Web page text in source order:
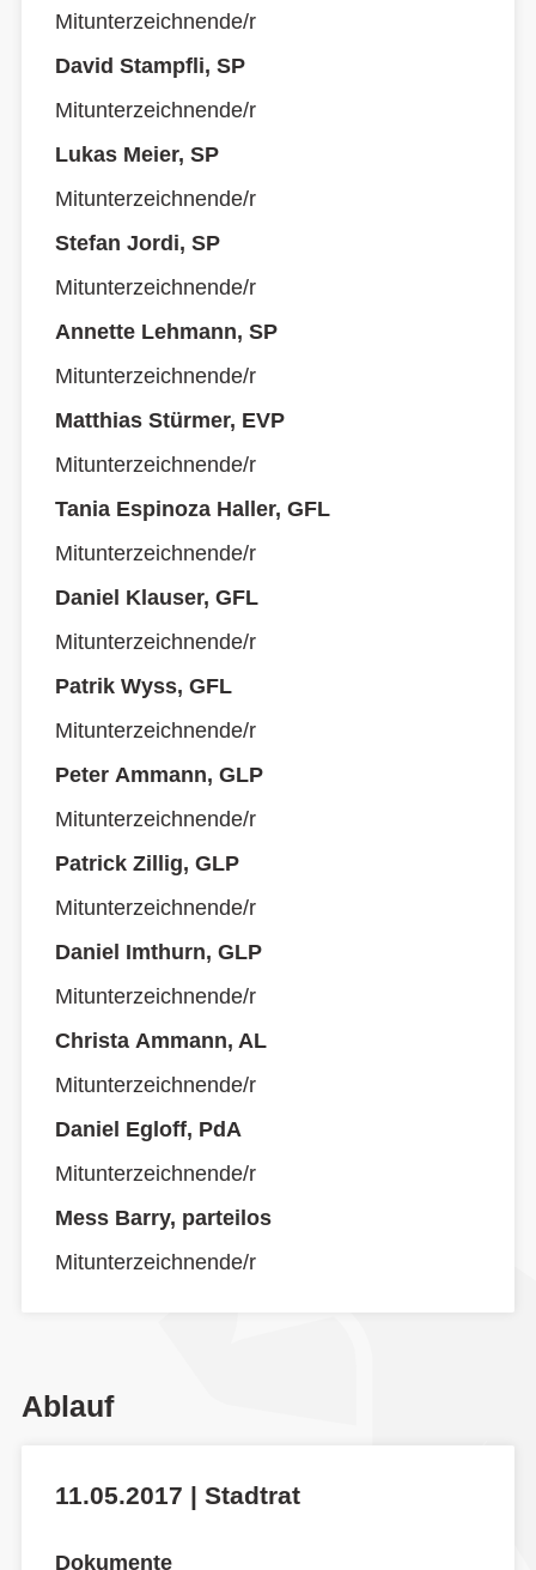
Mitunterzeichnende/r
David Stampfli, SP
Mitunterzeichnende/r
Lukas Meier, SP
Mitunterzeichnende/r
Stefan Jordi, SP
Mitunterzeichnende/r
Annette Lehmann, SP
Mitunterzeichnende/r
Matthias Stürmer, EVP
Mitunterzeichnende/r
Tania Espinoza Haller, GFL
Mitunterzeichnende/r
Daniel Klauser, GFL
Mitunterzeichnende/r
Patrik Wyss, GFL
Mitunterzeichnende/r
Peter Ammann, GLP
Mitunterzeichnende/r
Patrick Zillig, GLP
Mitunterzeichnende/r
Daniel Imthurn, GLP
Mitunterzeichnende/r
Christa Ammann, AL
Mitunterzeichnende/r
Daniel Egloff, PdA
Mitunterzeichnende/r
Mess Barry, parteilos
Mitunterzeichnende/r
Ablauf
11.05.2017 | Stadtrat
Dokumente